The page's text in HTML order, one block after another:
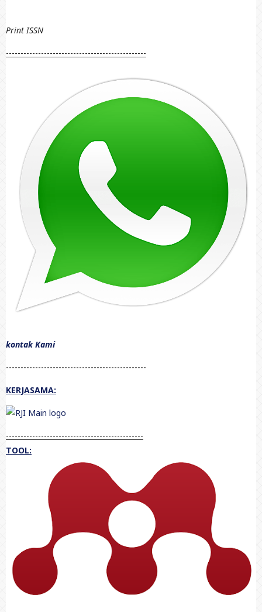
Print ISSN
------------------------------------------------
kontak Kami
------------------------------------------------
KERJASAMA:
-----------------------------------------------
TOOL: